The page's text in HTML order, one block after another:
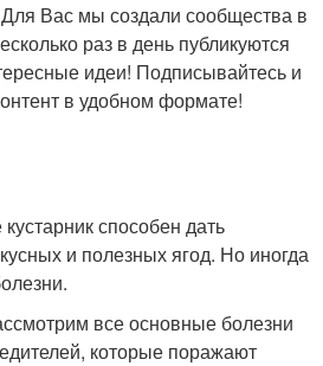
Вас мы создали сообщества в
раз в день публикуются
идеи! Подписывайтесь и
в удобном формате!
способен дать
и полезных ягод. Но иногда
все основные болезни
которые поражают